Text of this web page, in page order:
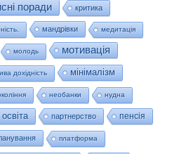
поради критика
мандрівки медитація
молодь мотивація
дохідність мінімалізм
необанки нудна
освіта партнерство пенсія
платформа